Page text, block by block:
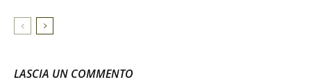
LASCIA UN COMMENTO